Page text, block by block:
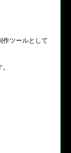
作ツールとして